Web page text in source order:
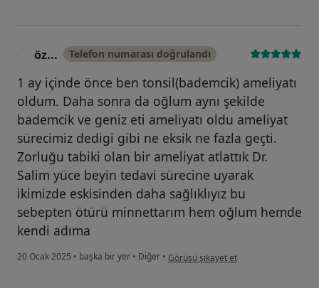
öz... Telefon numarası doğrulandı
1 ay içinde önce ben tonsil(bademcik) ameliyatı
oldum. Daha sonra da oğlum aynı şekilde
bademcik ve geniz eti ameliyatı oldu ameliyat
sürecimiz dedigi gibi ne eksik ne fazla geçti.
Zorluğu tabiki olan bir ameliyat atlattık Dr.
Salim yüce beyin tedavi sürecine uyarak
ikimizde eskisinden daha sağlıklıyız bu
sebepten ötürü minnettarım hem oğlum hemde
kendi adıma
20 Ocak 2025 • başka bir yer • Diğer • kullanıcının görüşüne göre öz...
Görüşü şikayet et